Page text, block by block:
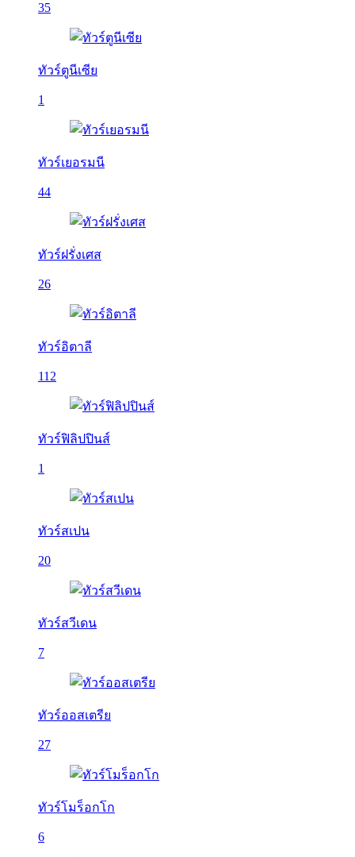
35
ทัวร์ตูนีเซีย
1
ทัวร์เยอรมนี
44
ทัวร์ฝรั่งเศส
26
ทัวร์อิตาลี
112
ทัวร์ฟิลิปปินส์
1
ทัวร์สเปน
20
ทัวร์สวีเดน
7
ทัวร์ออสเตรีย
27
ทัวร์โมร็อกโก
6